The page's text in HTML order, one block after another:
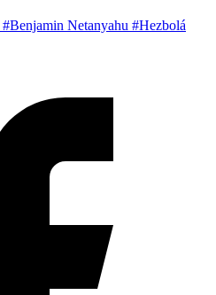
#Benjamin Netanyahu #Hezbolá